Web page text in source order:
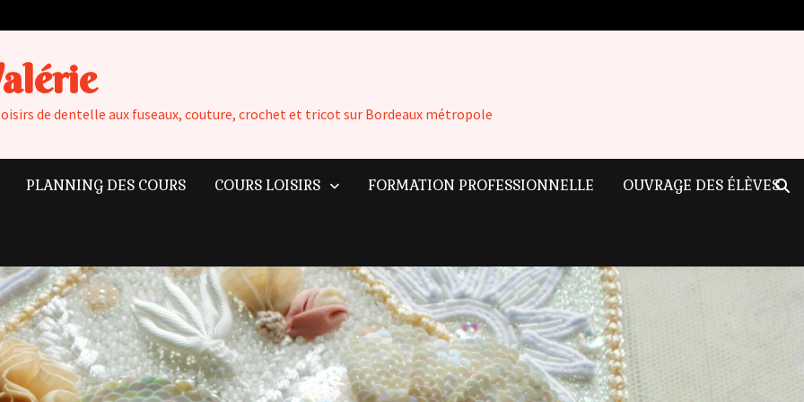
de dentelle aux fuseaux, couture, crochet et tricot sur Bordeaux métropole
PLANNING DES COURS COURS LOISIRS FORMATION PROFESSIONNELLE OUVRAGE DES ÉLÈVES